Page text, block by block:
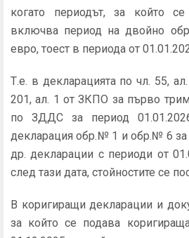
когато периодът, за който
включва период на двойно
евро, тоест в периода от
Т.е. в декларацията по чл. 55,
201, ал. 1 от ЗКПО за първо
по ЗДДС за период
декларация обр.№ 1 и обр.№ 6 за
др. декларации с периоди от
след тази дата, стойностите се
В коригиращи декларации и
за който се подава